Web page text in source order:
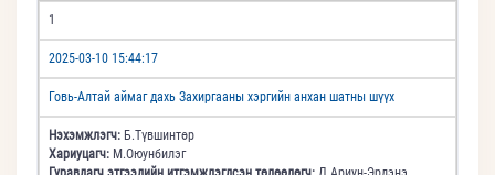
1
2025-03-10 15:44:17
Говь-Алтай аймаг дахь Захиргааны хэргийн анхан шатны шүүх
Нэхэмжлэгч: Б.Түвшинтөр
Хариуцагч: М.Оюунбилэг